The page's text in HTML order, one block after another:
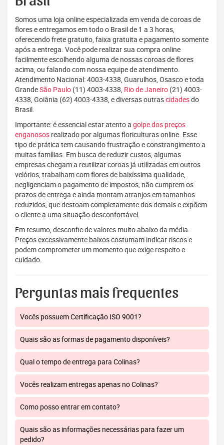
Somos uma loja online especializada em venda de coroas de
flores e entregamos em todo o Brasil de 1 a 3 horas,
oferecendo frete gratuito, faixa gratuita e pagamento somente
após a entrega. Você pode realizar sua compra online
facilmente escolhendo alguma de nossas coroas de flores
acima, ou falando com nossa equipe de atendimento.
Atendimento Nacional: 4003-4338, Guarulhos, Osasco e toda
GrandeSão Paulo (11) 4003-4338, Rio de Janeiro (21) 4003-
4338, Goiânia (62) 4003-4338, e diversas outrascidadesdo
Brasil.
Importante: é essencial estar atento a golpe dos preços
enganosos realizado por algumas floriculturas online. Esse
tipo de prática tem causando frustração e constrangimento a
muitas famílias. Em busca de reduzir custos, algumas
empresas chegam a reutilizar coroas já utilizadas em outros
velórios, trabalham com flores de baixíssima qualidade,
negligenciam o pagamento de impostos, não cumprem os
prazos de entrega e ainda montam arranjos em tamanhos
reduzidos, que destoam completamente dos demais e expõem
o cliente a uma situação desconfortável.
Em resumo, desconfie de valores muito abaixo da média.
Preços excessivamente baixos costumam indicar riscos e
podem comprometer um momento que exige respeito e
cuidado.
Perguntas mais frequentes
Vocês possuem Certificação ISO 9001?
Quais são as formas de pagamento disponíveis?
Qual o tempo de entrega para Colinas?
Vocês realizam entregas apenas no Colinas?
Como posso entrar em contato?
Quais são as informações necessárias para fazer um
pedido?